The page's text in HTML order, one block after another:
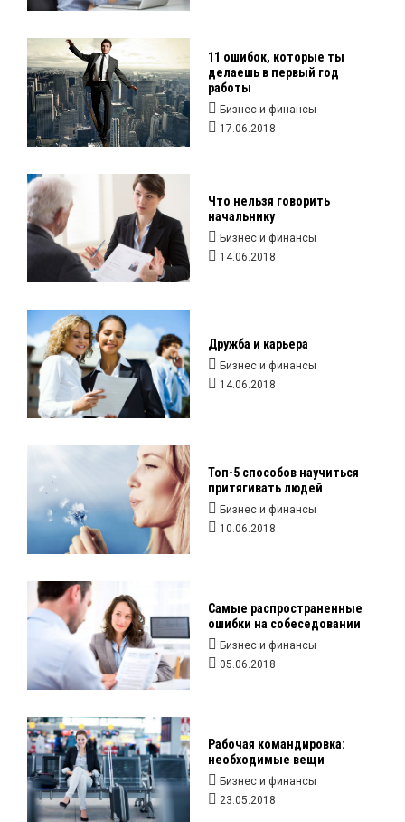
11 ошибок, которые ты
делаешь в первый год
работы
Бизнес и финансы
17.06.2018
Что нельзя говорить
начальнику
Бизнес и финансы
14.06.2018
Дружба и карьера
Бизнес и финансы
14.06.2018
Топ-5 способов научиться
притягивать людей
Бизнес и финансы
10.06.2018
Самые распространенные
ошибки на собеседовании
Бизнес и финансы
05.06.2018
Рабочая командировка:
необходимые вещи
Бизнес и финансы
23.05.2018